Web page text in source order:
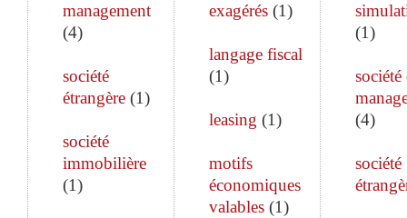
management
(4)
société
étrangère (1)
société
immobilière
(1)
exagérés(1)
langage fiscal
(1)
leasing (1)
motifs
économiques
valables(1)
(1)
société
(4)
société